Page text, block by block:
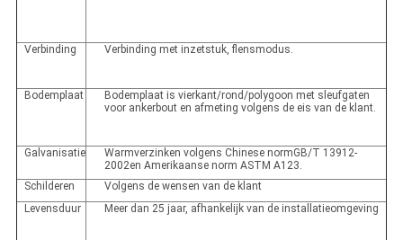
Verbinding Verbinding met inzetstuk, flensmodus.
Bodemplaat
Bodemplaat is vierkant/rond/polygoon met sleufgaten
voor ankerbout en afmeting volgens de eis van de klant.
Galvanisatie
Warmverzinken volgens Chinese normGB/T 13912-
2002en Amerikaanse norm ASTM A123.
Schilderen
Volgens de wensen van de klant
Levensduur
Meer dan 25 jaar, afhankelijk van de installatieomgeving